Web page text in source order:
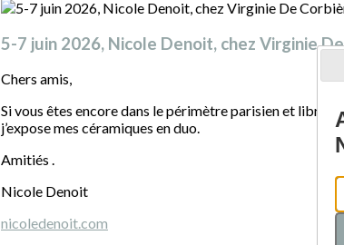
5-7 juin 2026, Nicole Denoit, chez Virginie
Chers amis,
Si vous êtes encore dans le périmètre parisien et
j’expose mes céramiques en duo.
Amitiés .
Nicole Denoit
nicoledenoit.com